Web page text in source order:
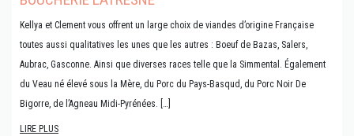
Kellya et Clement vous offrent un large choix de viandes d’origine Française
toutes aussi qualitatives les unes que les autres : Boeuf de Bazas, Salers,
Aubrac, Gasconne. Ainsi que diverses races telle que la Simmental. Également
du Veau né élevé sous la Mère, du Porc du Pays-Basqud, du Porc Noir De
Bigorre, de l’Agneau Midi-Pyrénées. […]
LIRE PLUS